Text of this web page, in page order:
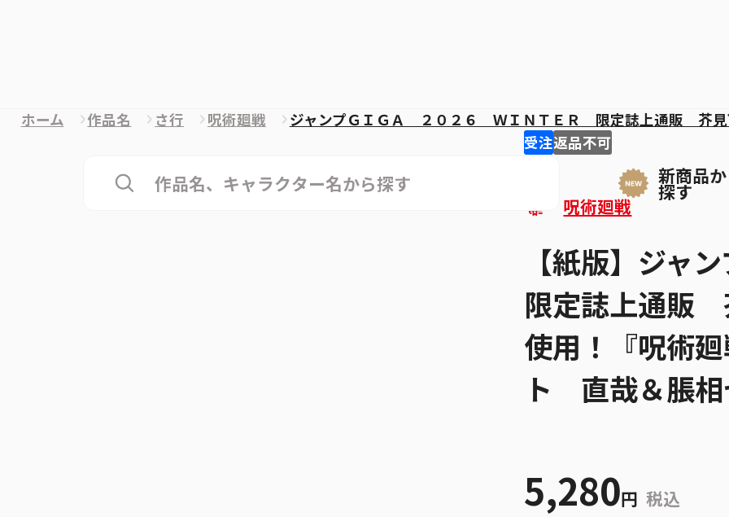
新商品
探す
ホーム 作品名 さ行 呪術廻戦 ジャンプＧＩＧＡ ２０２６ ＷＩＮＴＥＲ 限定誌上通販 芥見
受注返品不可
呪術廻戦
【紙版】ジ
限定誌上通販
使用！『呪術
ト 直哉＆脹
5,280円 税込